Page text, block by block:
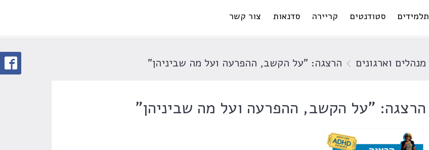
תלמידים סטודנטים קריירה סדנאות צור קשר
מנהלים וארגונים הרצגה: "על הקשב, ההפרעה ועל מה שביניהן"
הרצגה: "על הקשב, ההפרעה ועל מה שביניהן"